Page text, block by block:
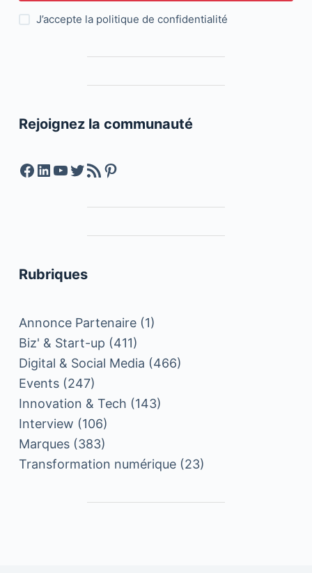
J’accepte la politique de confidentialité
Rejoignez la communauté
Facebook
LinkedIn
YouTube
Twitter
Feed RSSPinterest
Rubriques
Annonce Partenaire(1)
Biz' & Start-up (411)
Digital & Social Media (466)
Events(247)
Innovation & Tech (143)
Interview (106)
Marques(383)
Transformation numérique(23)